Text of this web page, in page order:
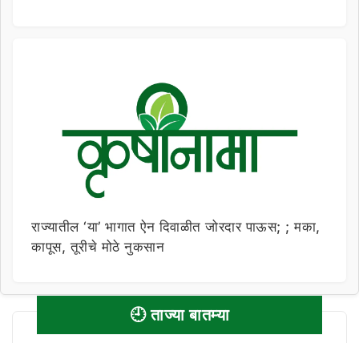
राज्यातील ‘या’ भागात ऐन दिवाळीत जोरदार पाऊस; ; मका,
कापूस, तूरीचे मोठे नुकसान
🕘 ताज्या बातम्या